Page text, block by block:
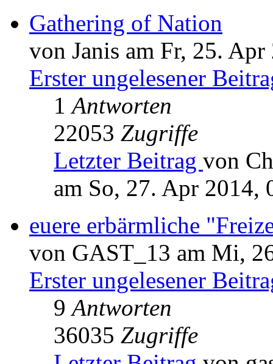
Gathering of Nation
von Janis am Fr, 25.
Erster ungelesener
1Antworten
22053 Zugriffe
Letzter Beitrag von
am So, 27. Apr 2014,
euere erbärmliche
von GAST_13 am Mi,
Erster ungelesener
9Antworten
36035 Zugriffe